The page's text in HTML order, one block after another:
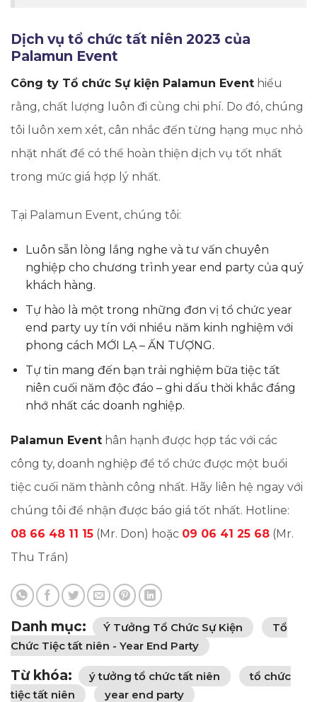
Dịch vụ tổ chức tất niên 2023 của
Palamun Event
Công ty Tổ chức Sự kiện Palamun Event hiểu
rằng, chất lượng luôn đi cùng chi phí. Do đó, chúng
tôi luôn xem xét, cân nhắc đến từng hạng mục nhỏ
nhặt nhất để có thể hoàn thiện dịch vụ tốt nhất
trong mức giá hợp lý nhất.
Tại Palamun Event, chúng tôi:
Luôn sẵn lòng lắng nghe và tư vấn chuyên
nghiệp cho chương trình year end party của quý
khách hàng.
Tự hào là một trong những đơn vị tổ chức year
end party uy tín với nhiều năm kinh nghiệm với
phong cách MỚI LẠ – ẤN TƯỢNG.
Tự tin mang đến bạn trải nghiệm bữa tiệc tất
niên cuối năm độc đáo – ghi dấu thời khắc đáng
nhớ nhất các doanh nghiệp.
Palamun Event hân hạnh được hợp tác với các
công ty, doanh nghiệp để tổ chức được một buổi
tiệc cuối năm thành công nhất. Hãy liên hệ ngay với
chúng tôi để nhận được báo giá tốt nhất. Hotline:
08 66 48 11 15 (Mr. Don) hoặc 09 06 41 25 68 (Mr.
Thu Trần)
Danh mục: Ý Tưởng Tổ Chức Sự Kiện
Tổ
Chức Tiệc tất niên - Year End Party
Từ khóa: ý tưởng tổ chức tất niên
tổ chức
tiệc tất niên
year end party